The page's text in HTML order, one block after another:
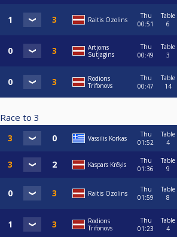
Raitis Ozolins
Thu
00:51
Table
6
Artjoms
Sutjagins
Thu
00:49
Table
3
Rodions
Trifonovs
Thu
00:47
Table
14
Race to 3
Vassilis Korkas
Thu
01:52
Table
4
Kaspars Krēķis
Thu
01:36
Table
9
Raitis Ozolins
Thu
01:59
Table
8
Rodions
Trifonovs
Thu
01:23
Table
4